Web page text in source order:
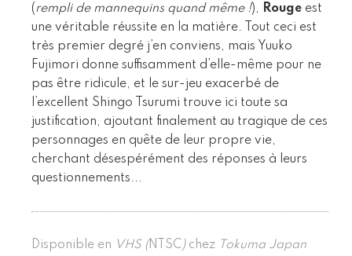
(rempli de mannequins quand même !), Rouge est
une véritable réussite en la matière. Tout ceci est
très premier degré j’en conviens, mais Yuuko
Fujimori donne suffisamment d’elle-même pour ne
pas être ridicule, et le sur-jeu exacerbé de
l’excellent Shingo Tsurumi trouve ici toute sa
justification, ajoutant finalement au tragique de ces
personnages en quête de leur propre vie,
cherchant désespérément des réponses à leurs
questionnements...
Disponible en VHS (NTSC)chez Tokuma Japan